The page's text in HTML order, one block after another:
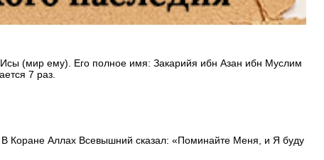
(мир ему). Его полное имя: Закарийя ибн Азан ибн Муслим
7 раз.
Коране Аллах Всевышний сказал: «Поминайте Меня, и Я буду